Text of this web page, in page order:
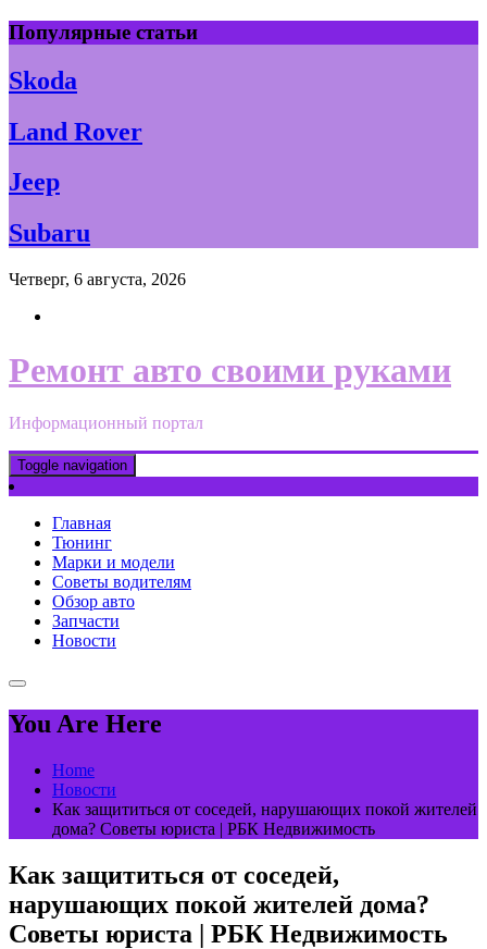
Skip
to
content
Популярные статьи
Skoda
Land Rover
Jeep
Subaru
Четверг, 6 августа, 2026
Ремонт авто своими руками
Информационный портал
Toggle navigation
Главная
Тюнинг
Марки и модели
Советы водителям
Обзор авто
Запчасти
Новости
You Are Here
Home
Новости
Как защититься от соседей, нарушающих покой жителей
дома? Советы юриста | РБК Недвижимость
Как защититься от соседей,
нарушающих покой жителей дома?
Советы юриста | РБК Недвижимость